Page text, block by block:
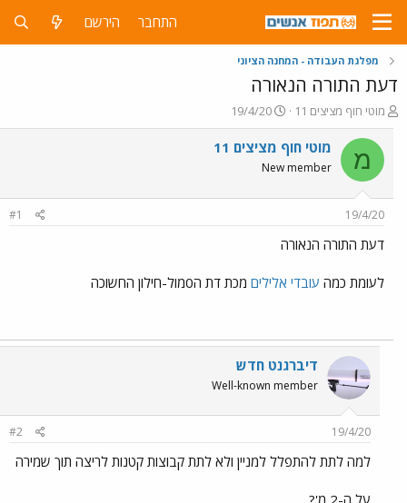
התחבר הירשם
מפלגת העבודה - המחנה הציוני
דעת התורה הנאורה
פ
ו
ת
ח
ה
ו
ש
א
מוטי חוף מציצים 11
פ
ו
ר
ם
19/4/20
מ מוטי חוף מציצים 11
New member
19/4/20
#1
דעת התורה הנאורה
לעומת כמה עובדי אלילים מכת דת ה0מול-חילון החשוכה
דיברגנט חדש
Well-known member
19/4/20
#2
למה לתת להתפלל למניין ולא לתת קבוצות קטנות לריצה תוך שמירה
על ה-2 מ'?